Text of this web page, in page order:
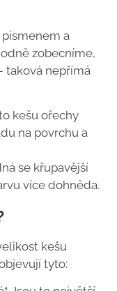
a
zobecníme,
taková nepřímá
kešu ořechy
na povrchu a
se křupavější
více dohněda.
kešu
tyto: